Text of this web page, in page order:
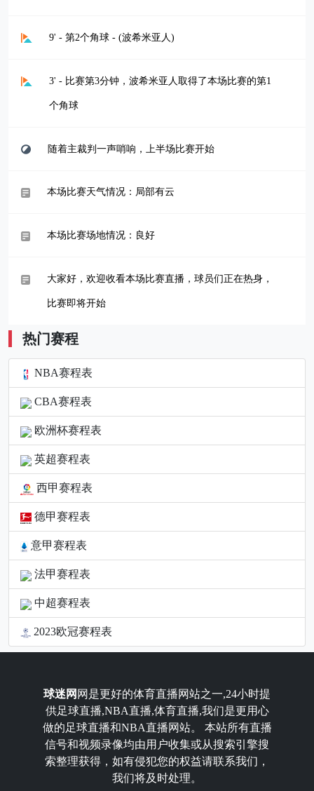
9' - 第2个角球 - (波希米亚人)
3' - 比赛第3分钟，波希米亚人取得了本场比赛的第1
个角球
随着主裁判一声哨响，上半场比赛开始
本场比赛天气情况：局部有云
本场比赛场地情况：良好
大家好，欢迎收看本场比赛直播，球员们正在热身，
比赛即将开始
热门赛程
NBA赛程表
CBA赛程表
欧洲杯赛程表
英超赛程表
西甲赛程表
德甲赛程表
意甲赛程表
法甲赛程表
中超赛程表
2023欧冠赛程表
球迷网 网是更好的体育直播网站之一,24小时提
供足球直播,NBA直播,体育直播,我们是更用心
做的足球直播和NBA直播网站。 本站所有直播
信号和视频录像均由用户收集或从搜索引擎搜
索整理获得，如有侵犯您的权益请联系我们，
我们将及时处理。